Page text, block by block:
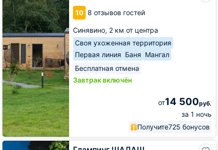
10 8 отзывов гостей
Синявино, 2 км от центра
Своя ухоженная территория
Первая линия Баня Мангал
Бесплатная отмена
Завтрак включён
от14 500руб.
за 1 ночь
Получите725 бонусов
GlamPoint
Глэмпинг